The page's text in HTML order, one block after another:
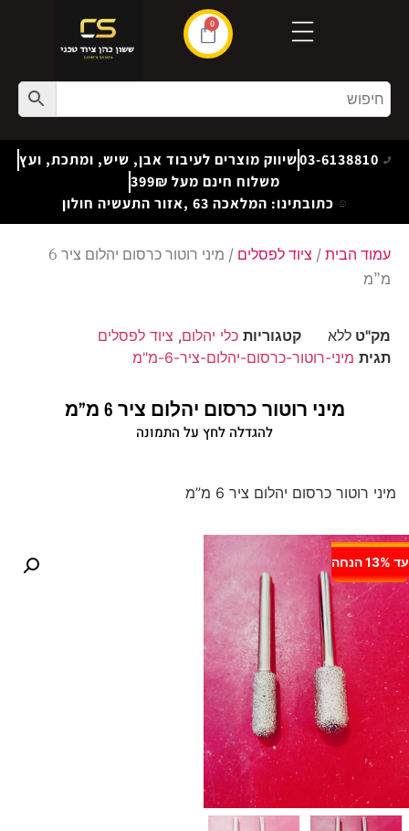
0
03-6138810שיווק מוצרים לעיבוד אבן, שיש, ומתכת, ועץ
משלוח חינם מעל 399₪
כתובתינו: המלאכה 63 ,אזור התעשיה חולון
עמוד הבית / ציוד לפסלים
/ מיני רוטור כרסום יהלום ציר 6
מ”מ
מק"ט ללא קטגוריות כלי יהלום, ציוד לפסלים
תגית מיני-רוטור-כרסום-יהלום-ציר-6-מ"מ
מיני רוטור כרסום יהלום ציר 6 מ”מ
להגדלה לחץ על התמונה
מיני רוטור כרסום יהלום ציר 6 מ”מ
עד 13% הנחה